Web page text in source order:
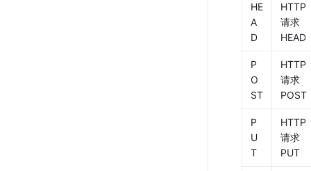
HE
A
D
HTTP
请求
HEAD
P
O
ST
HTTP
请求
POST
P
U
T
HTTP
请求
PUT